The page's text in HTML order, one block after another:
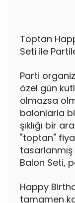
Toptan
Seti ile
Parti
özel gün
olmazsa
balonlarla
şıklığı bir
"toptan"
tasarlanmış
Balon Seti,
Happy
tamamen